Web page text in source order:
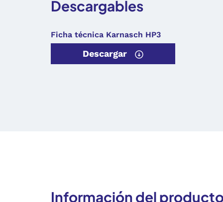
Descargables
Ficha técnica Karnasch HP3
Descargar
Información del